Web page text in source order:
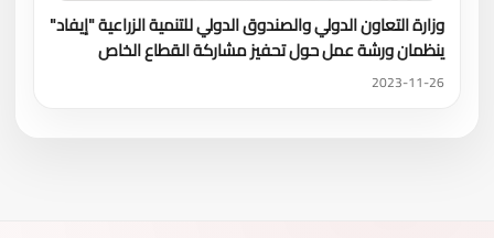
وزارة التعاون الدولي والصندوق الدولي للتنمية الزراعية "إيفاد"
ينظمان ورشة عمل حول تحفيز مشاركة القطاع الخاص
2023-11-26